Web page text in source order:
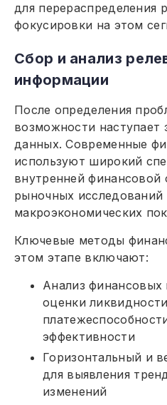
для перераспределения
фокусировки на этом
Сбор и анализ
информации
После определения
возможности наступает
данных. Современные
используют широкий
внутренней финансовой
рыночных исследований
макроэкономических
Ключевые методы
этом этапе включают:
Анализ финансовых
оценки
эффективности
Горизонтальный и
для выявления
изменений